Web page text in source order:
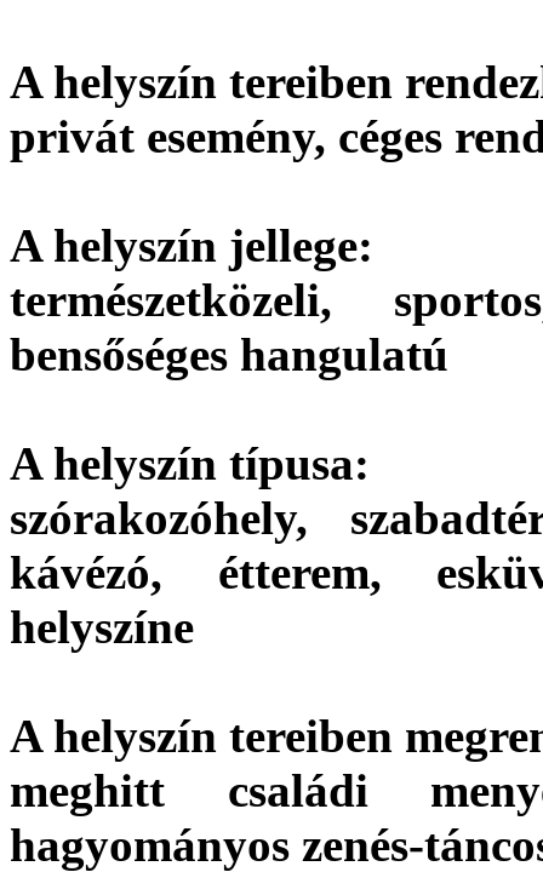
A helyszín tereiben
privát esemény, céges
A helyszín jellege:
természetközeli,
bensőséges hangulatú
A helyszín típusa:
szórakozóhely,
kávézó, étterem,
helyszíne
A helyszín tereiben
meghitt családi
hagyományos zenés-